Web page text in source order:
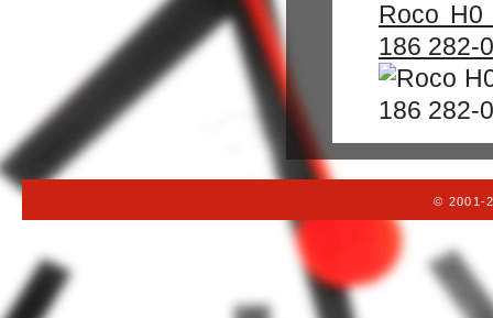
Roco H0
186 282-
© 2001-